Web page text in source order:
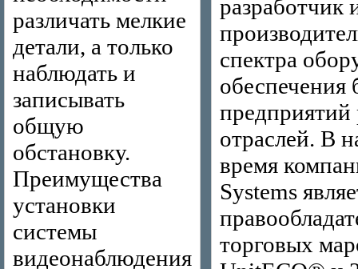
различать мелкие
детали, а только
наблюдать и
записывать
общую
обстановку.
Преимущества
установки
системы
видеонаблюдения
разработчик
спектра
обеспечения
предприятий
отраслей. В
время
Systems
торговых